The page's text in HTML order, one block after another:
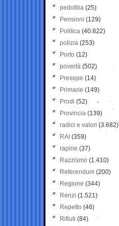
pedofilia (25)
Pensioni (129)
Politica (40.822)
polizia (253)
Porto (12)
povertà (502)
Presepe (14)
Primarie (149)
Prodi (52)
Provincia (139)
radici e valori (3.682)
RAI (359)
rapine (37)
Razzismo (1.410)
Referendum (200)
Regione (344)
Renzi (1.521)
Repetto (46)
Rifiuti (84)